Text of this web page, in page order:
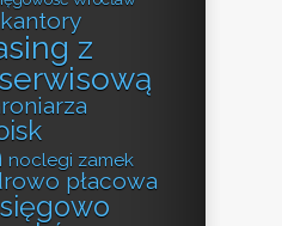
z
noclegi zamek
płacowa